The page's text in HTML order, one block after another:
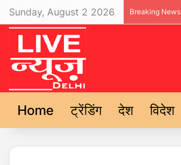
Sunday, August 2 2026 Breaking News
Home ट्रेंडिंग देश विदेश